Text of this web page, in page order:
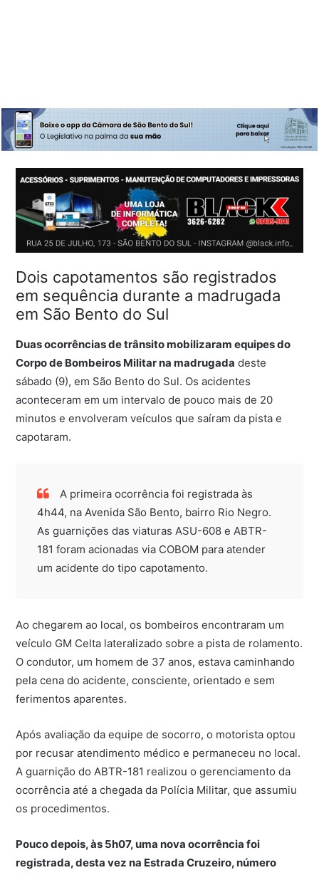
Dois capotamentos são registrados
em sequência durante a madrugada
em São Bento do Sul
Duas ocorrências de trânsito mobilizaram equipes do
Corpo de Bombeiros Militar na madrugada deste
sábado (9), em São Bento do Sul. Os acidentes
aconteceram em um intervalo de pouco mais de 20
minutos e envolveram veículos que saíram da pista e
capotaram.
A primeira ocorrência foi registrada às
4h44, na Avenida São Bento, bairro Rio Negro.
As guarnições das viaturas ASU-608 e ABTR-
181 foram acionadas via COBOM para atender
um acidente do tipo capotamento.
Ao chegarem ao local, os bombeiros encontraram um
veículo GM Celta lateralizado sobre a pista de rolamento.
O condutor, um homem de 37 anos, estava caminhando
pela cena do acidente, consciente, orientado e sem
ferimentos aparentes.
Após avaliação da equipe de socorro, o motorista optou
por recusar atendimento médico e permaneceu no local.
A guarnição do ABTR-181 realizou o gerenciamento da
ocorrência até a chegada da Polícia Militar, que assumiu
os procedimentos.
Pouco depois, às 5h07, uma nova ocorrência foi
registrada, desta vez na Estrada Cruzeiro, número